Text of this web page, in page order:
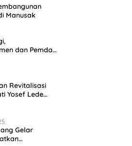
Manusak
dan Pemda
Revitalisasi
Yosef Lede
Gelar